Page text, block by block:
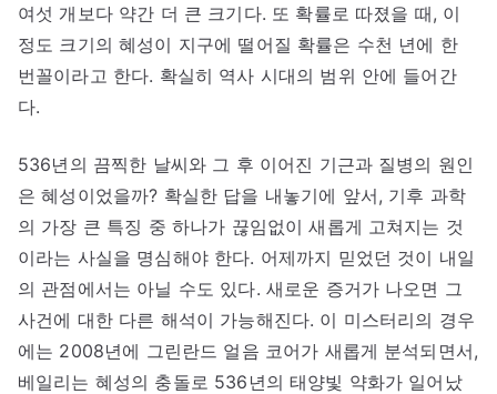
여섯 개보다 약간 더 큰 크기다. 또 확률로 따졌을 때, 이
정도 크기의 혜성이 지구에 떨어질 확률은 수천 년에 한
번꼴이라고 한다. 확실히 역사 시대의 범위 안에 들어간
다.
536년의 끔찍한 날씨와 그 후 이어진 기근과 질병의 원인
은 혜성이었을까? 확실한 답을 내놓기에 앞서, 기후 과학
의 가장 큰 특징 중 하나가 끊임없이 새롭게 고쳐지는 것
이라는 사실을 명심해야 한다. 어제까지 믿었던 것이 내일
의 관점에서는 아닐 수도 있다. 새로운 증거가 나오면 그
사건에 대한 다른 해석이 가능해진다. 이 미스터리의 경우
에는 2008년에 그린란드 얼음 코어가 새롭게 분석되면서,
베일리는 혜성의 충돌로 536년의 태양빛 약화가 일어났